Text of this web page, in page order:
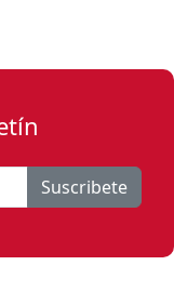
Suscribete